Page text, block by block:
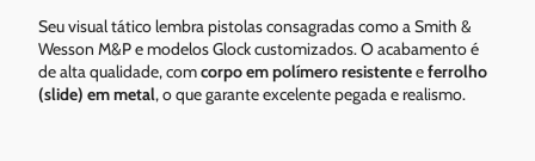
Seu visual tático lembra pistolas consagradas como a Smith &
Wesson M&P e modelos Glock customizados. O acabamento é
de alta qualidade, comcorpo em polímero resistenteeferrolho
(slide) em metal, o que garante excelente pegada e realismo.